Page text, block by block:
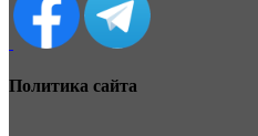
Политика сайта